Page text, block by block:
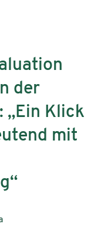
der
„Ein Klick
mit